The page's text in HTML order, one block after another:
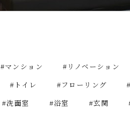
#マンション #リノベーション
#トイレ #フローリング
#洗面室
#浴室 #玄関